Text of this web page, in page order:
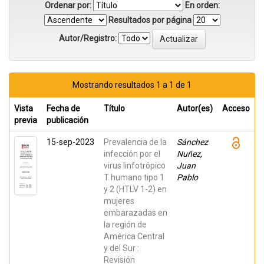
Ordenar por:
En orden:
Resultados por página
Autor/Registro:
Mostrando resultados 1 a 1 de 1
Vista
previa
Fecha de
publicación
Título Autor(es) Acceso
15-sep-2023
Prevalencia de la
infección por el
virus linfotrópico
T humano tipo 1
y 2 (HTLV 1-2) en
mujeres
embarazadas en
la región de
América Central
y del Sur :
Revisión
Sánchez
Nuñez,
Juan
Pablo